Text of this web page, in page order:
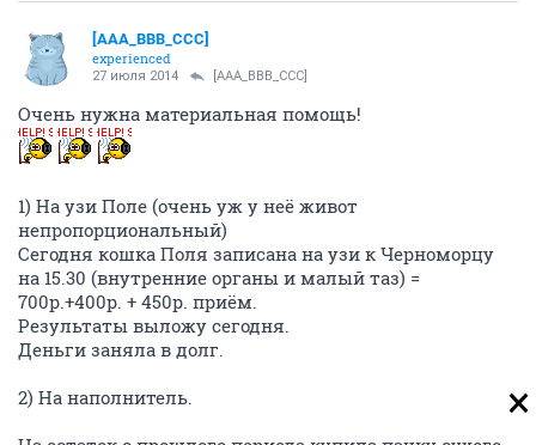
[AAA_BBB_CCC]
experienced
27 июля 2014 [AAA_BBB_CCC]
Очень нужна материальная помощь!
1) На узи Поле (очень уж у неё живот
непропорциональный)
Сегодня кошка Поля записана на узи к Черноморцу
на 15.30 (внутренние органы и малый таз) =
700р.+400р. + 450р. приём.
Результаты выложу сегодня.
Деньги заняла в долг.
2) На наполнитель.